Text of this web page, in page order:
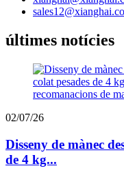
últimes notícies
02/07/26
Disseny de mànec
de 4 kg...